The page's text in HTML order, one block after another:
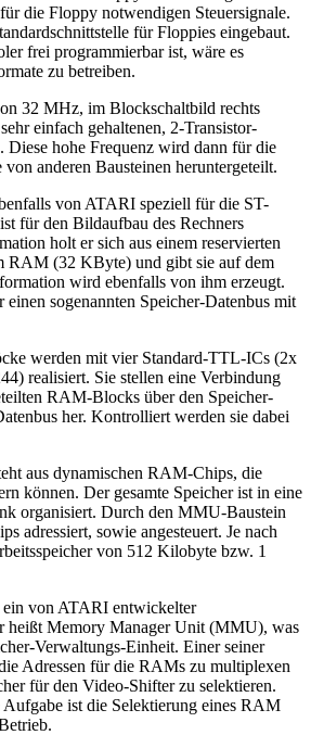
die Floppy notwendigen Steuersignale.
für Floppies eingebaut.
frei programmierbar ist, wäre es
zu betreiben.
32 MHz, im Blockschaltbild rechts
einfach gehaltenen, 2-Transistor-
Diese hohe Frequenz wird dann für die
anderen Bausteinen heruntergeteilt.
von ATARI speziell für die ST-
für den Bildaufbau des Rechners
holt er sich aus einem reservierten
RAM (32 KByte) und gibt sie auf dem
wird ebenfalls von ihm erzeugt.
sogenannten Speicher-Datenbus mit
werden mit vier Standard-TTL-ICs (2x
realisiert. Sie stellen eine Verbindung
RAM-Blocks über den Speicher-
her. Kontrolliert werden sie dabei
aus dynamischen RAM-Chips, die
können. Der gesamte Speicher ist in eine
organisiert. Durch den MMU-Baustein
adressiert, sowie angesteuert. Je nach
von 512 Kilobyte bzw. 1
ein von ATARI entwickelter
heißt Memory Manager Unit (MMU), was
Verwaltungs-Einheit. Einer seiner
Adressen für die RAMs zu multiplexen
für den Video-Shifter zu selektieren.
Aufgabe ist die Selektierung eines RAM